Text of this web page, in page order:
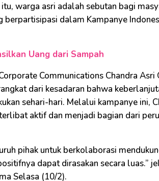
warga asri adalah sebutan bagi
berpartisipasi dalam Kampanye
Uang dari Sampah
Communications Chandra Asri
dari kesadaran bahwa
sehari-hari. Melalui kampanye ini,
aktif dan menjadi bagian dari
pihak untuk berkolaborasi
dapat dirasakan secara luas.”
Selasa (10/2).